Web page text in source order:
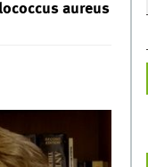
aureus